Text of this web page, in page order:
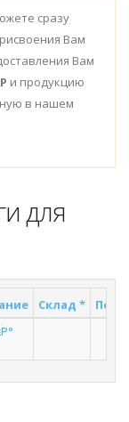
сразу
Вам
Вам
и продукцию
в нашем
для
Склад *